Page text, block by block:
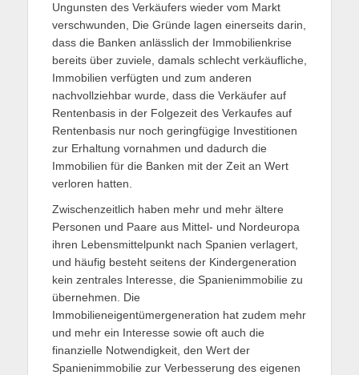
Ungunsten des Verkäufers wieder vom Markt
verschwunden, Die Gründe lagen einerseits darin,
dass die Banken anlässlich der Immobilienkrise
bereits über zuviele, damals schlecht verkäufliche,
Immobilien verfügten und zum anderen
nachvollziehbar wurde, dass die Verkäufer auf
Rentenbasis in der Folgezeit des Verkaufes auf
Rentenbasis nur noch geringfügige Investitionen
zur Erhaltung vornahmen und dadurch die
Immobilien für die Banken mit der Zeit an Wert
verloren hatten.
Zwischenzeitlich haben mehr und mehr ältere
Personen und Paare aus Mittel- und Nordeuropa
ihren Lebensmittelpunkt nach Spanien verlagert,
und häufig besteht seitens der Kindergeneration
kein zentrales Interesse, die Spanienimmobilie zu
übernehmen. Die
Immobilieneigentümergeneration hat zudem mehr
und mehr ein Interesse sowie oft auch die
finanzielle Notwendigkeit, den Wert der
Spanienimmobilie zur Verbesserung des eigenen